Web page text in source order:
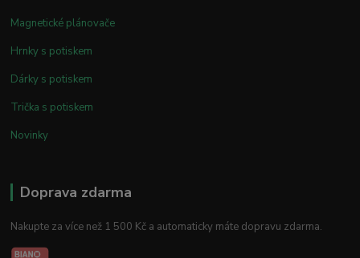
Magnetické plánovače
Hrnky s potiskem
Dárky s potiskem
Trička s potiskem
Novinky
Doprava zdarma
Nakupte za více než 1 500 Kč a automaticky máte dopravu zdarma.